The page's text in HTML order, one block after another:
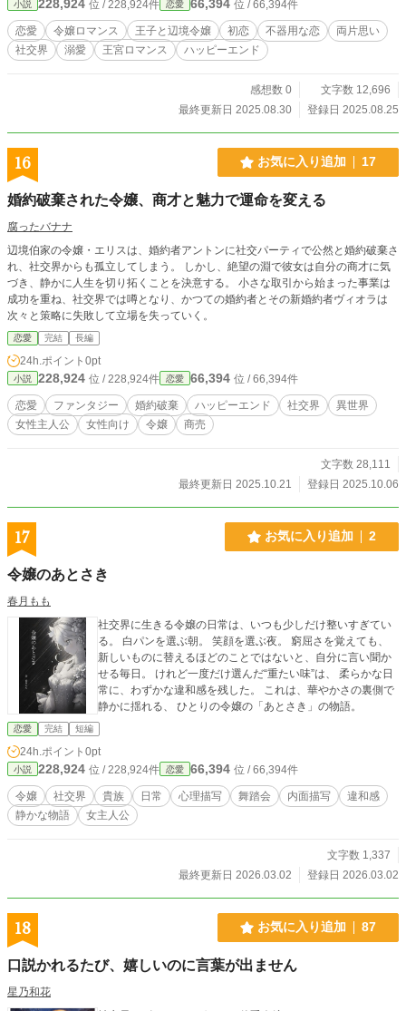
小説 228,924 位 / 228,924件 恋愛 66,394 位 / 66,394件
恋愛 令嬢ロマンス 王子と辺境令嬢 初恋 不器用な恋
両片思い
社交界
溺愛 王宮ロマンス ハッピーエンド
感想数 0
文字数 12,696
最終更新日 2025.08.30
登録日 2025.08.25
16 お気に入り追加 17
婚約破棄された令嬢、商才と魅力で運命を変える
腐ったバナナ
辺境伯家の令嬢・エリスは、婚約者アントンに社交パーティで公然と婚約破棄さ
れ、社交界からも孤立してしまう。 しかし、絶望の淵で彼女は自分の商才に気
づき、静かに人生を切り拓くことを決意する。 小さな取引から始まった事業は
成功を重ね、社交界では噂となり、かつての婚約者とその新婚約者ヴィオラは
次々と策略に失敗して立場を失っていく。
恋愛 完結 長編
24h.ポイント 0pt
小説 228,924 位 / 228,924件 恋愛 66,394 位 / 66,394件
恋愛 ファンタジー 婚約破棄 ハッピーエンド 社交界
異世界
女性主人公
女性向け 令嬢 商売
文字数 28,111
最終更新日 2025.10.21
登録日 2025.10.06
17 お気に入り追加 2
令嬢のあとさき
春月もも
社交界に生きる令嬢の日常は、いつも少しだけ整いすぎてい
る。 白パンを選ぶ朝。 笑顔を選ぶ夜。 窮屈さを覚えても、
新しいものに替えるほどのことではないと、自分に言い聞か
せる毎日。 けれど一度だけ選んだ“重たい味”は、 柔らかな日
常に、わずかな違和感を残した。 これは、華やかさの裏側で
静かに揺れる、 ひとりの令嬢の「あとさき」の物語。
恋愛 完結 短編
24h.ポイント 0pt
小説 228,924 位 / 228,924件 恋愛 66,394 位 / 66,394件
令嬢 社交界 貴族 日常 心理描写 舞踏会 内面描写
違和感
静かな物語
女主人公
文字数 1,337
最終更新日 2026.03.02
登録日 2026.03.02
18 お気に入り追加 87
口説かれるたび、嬉しいのに言葉が出ません
星乃和花